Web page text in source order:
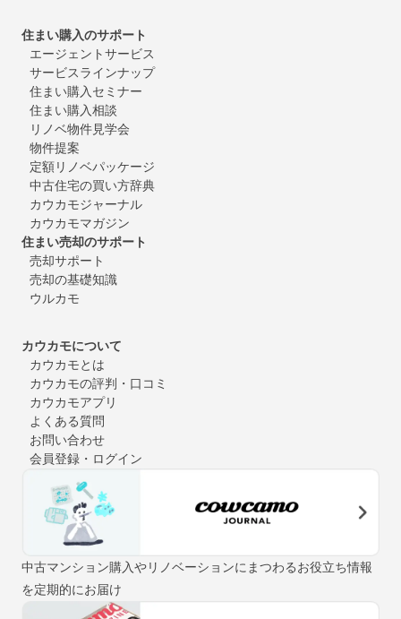
住まい購入のサポート
エージェントサービス
サービスラインナップ
住まい購入セミナー
住まい購入相談
リノベ物件見学会
物件提案
定額リノベパッケージ
中古住宅の買い方辞典
カウカモジャーナル
カウカモマガジン
住まい売却のサポート
売却サポート
売却の基礎知識
ウルカモ
カウカモについて
カウカモとは
カウカモの評判・口コミ
カウカモアプリ
よくある質問
お問い合わせ
会員登録・ログイン
中古マンション購入やリノベーションにまつわるお役立ち情報
を定期的にお届け